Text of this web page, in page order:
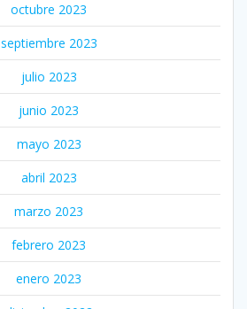
octubre 2023
septiembre 2023
julio 2023
junio 2023
mayo 2023
abril 2023
marzo 2023
febrero 2023
enero 2023